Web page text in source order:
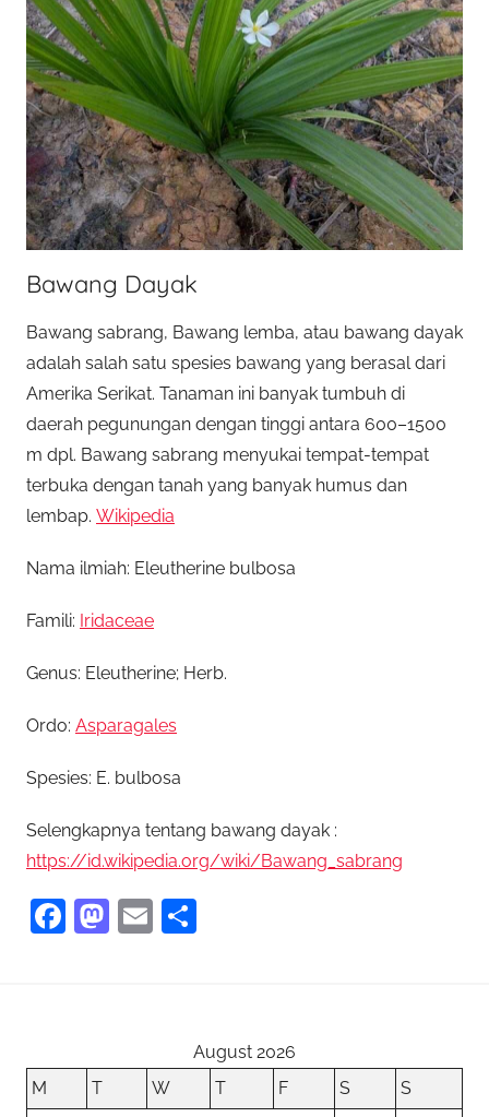
Bawang Dayak
Bawang sabrang, Bawang lemba, atau bawang dayak
adalah salah satu spesies bawang yang berasal dari
Amerika Serikat. Tanaman ini banyak tumbuh di
daerah pegunungan dengan tinggi antara 600–1500
m dpl. Bawang sabrang menyukai tempat-tempat
terbuka dengan tanah yang banyak humus dan
lembap. Wikipedia
Nama ilmiah: Eleutherine bulbosa
Famili: Iridaceae
Genus: Eleutherine; Herb.
Ordo: Asparagales
Spesies: E. bulbosa
Selengkapnya tentang bawang dayak :
https://id.wikipedia.org/wiki/Bawang_sabrang
F
M E
August 2026
M
T W T F S
S